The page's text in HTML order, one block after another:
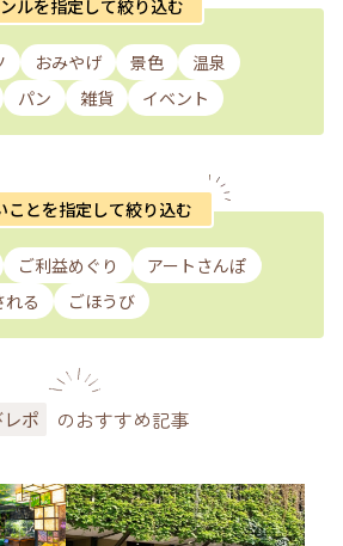
ルを指定して絞り込む
おみやげ 景色
温泉
パン 雑貨 イベント
ことを指定して絞り込む
ご利益めぐり
アートさんぽ
れる ごほうび
ポ のおすすめ記事